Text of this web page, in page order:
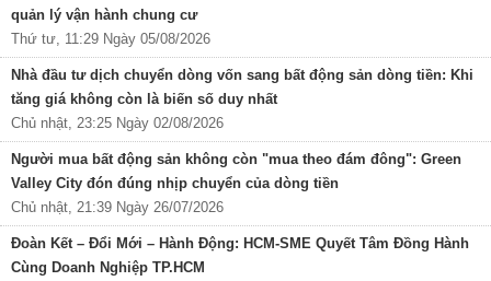
quản lý vận hành chung cư
Thứ tư, 11:29 Ngày 05/08/2026
Nhà đầu tư dịch chuyển dòng vốn sang bất động sản dòng tiền: Khi
tăng giá không còn là biến số duy nhất
Chủ nhật, 23:25 Ngày 02/08/2026
Người mua bất động sản không còn "mua theo đám đông": Green
Valley City đón đúng nhịp chuyển của dòng tiền
Chủ nhật, 21:39 Ngày 26/07/2026
Đoàn Kết – Đổi Mới – Hành Động: HCM-SME Quyết Tâm Đồng Hành
Cùng Doanh Nghiệp TP.HCM